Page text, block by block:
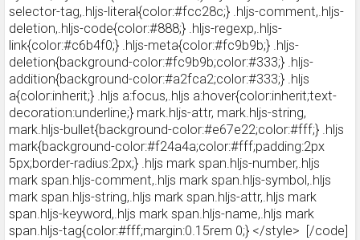
selector-tag,.hljs-literal{color:#fcc28c;} .hljs-comment,.hljs-
deletion,.hljs-code{color:#888;} .hljs-regexp,.hljs-
link{color:#c6b4f0;} .hljs-meta{color:#fc9b9b;} .hljs-
deletion{background-color:#fc9b9b;color:#333;} .hljs-
addition{background-color:#a2fca2;color:#333;} .hljs
a{color:inherit;} .hljs a:focus,.hljs a:hover{color:inherit;text-
decoration:underline;} mark.hljs-attr, mark.hljs-string,
mark.hljs-bullet{background-color:#e67e22;color:#fff;} .hljs
mark{background-color:#f24a4a;color:#fff;padding:2px
5px;border-radius:2px;} .hljs mark span.hljs-number,.hljs
mark span.hljs-comment,.hljs mark span.hljs-symbol,.hljs
mark span.hljs-string,.hljs mark span.hljs-attr,.hljs mark
span.hljs-keyword,.hljs mark span.hljs-name,.hljs mark
span.hljs-tag{color:#fff;margin:0.15rem 0;} </style> [/code]